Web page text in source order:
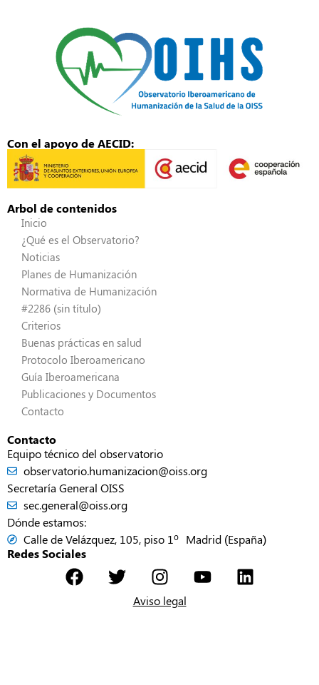
Con el apoyo de AECID:
Arbol de contenidos
Inicio
¿Qué es el Observatorio?
Noticias
Planes de Humanización
Normativa de Humanización
#2286 (sin título)
Criterios
Buenas prácticas en salud
Protocolo Iberoamericano
Guía Iberoamericana
Publicaciones y Documentos
Contacto
Contacto
Equipo técnico del observatorio
observatorio.humanizacion@oiss.org
Secretaría General OISS
sec.general@oiss.org
Dónde estamos:
Calle de Velázquez, 105, piso 1º Madrid (España)
Redes Sociales
Aviso legal